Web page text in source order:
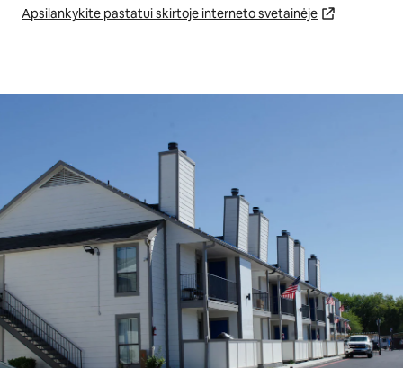
Apsilankykite pastatui skirtoje interneto svetainėje